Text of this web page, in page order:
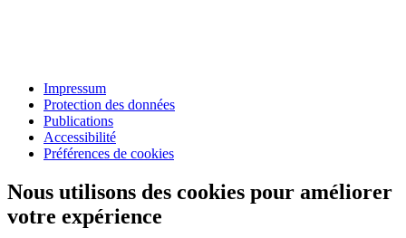
Impressum
Protection des données
Publications
Accessibilité
Préférences de cookies
Nous utilisons des cookies pour améliorer
votre expérience